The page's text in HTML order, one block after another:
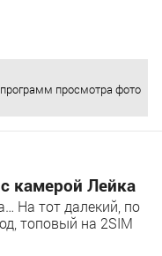
просмотра фото
камерой Лейка
На тот далекий, по
топовый на 2SIM